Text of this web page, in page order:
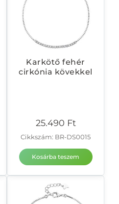
Karkötő fehér
cirkónia kövekkel
25.490 Ft
Cikkszám: BR-DS0015
Kosárba teszem